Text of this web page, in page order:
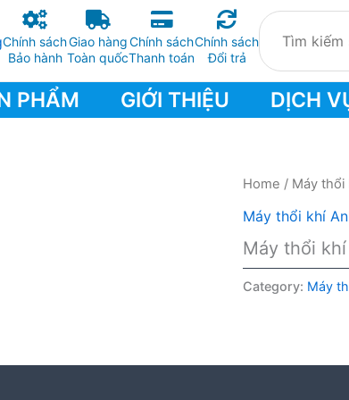
Chính sách
Bảo hành
Giao hàng
Toàn quốc
Chính sách
Thanh toán
Chính sách
Đổi trả
PHẨM GIỚI THIỆU DỊCH
Home / Máy thổi
Máy thổi khí
Máy thổi
Category: Máy